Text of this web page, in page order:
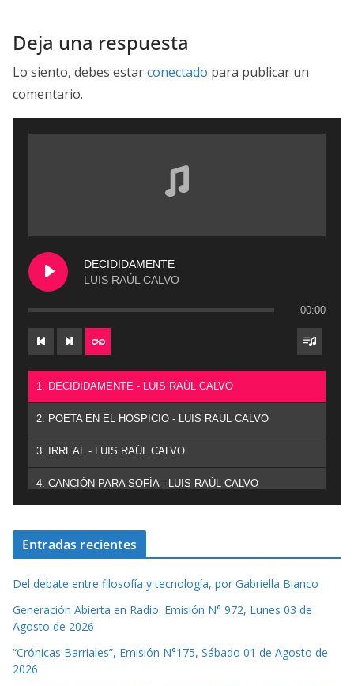
Deja una respuesta
Lo siento, debes estarconectado para publicar un
comentario.
DECIDIDAMENTE
LUIS RAÚL CALVO
00:00
1. DECIDIDAMENTE - LUIS RAÚL CALVO
2. POETA EN EL HOSPICIO - LUIS RAÚL CALVO
3. IRREAL - LUIS RAÚL CALVO
4. CANCIÓN PARA SOFÍA - LUIS RAÚL CALVO
Entradas recientes
Del debate entre filosofía y tecnología, por Gabriella Bianco
Generación Abierta en Radio: Emisión N° 972, Lunes 03 de
Agosto de 2026
“Crónicas Barriales”, Emisión N°175, Sábado 01 de Agosto de
2026